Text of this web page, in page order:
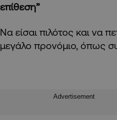
επίθεση”
Να είσαι πιλότος και να
μεγάλο προνόμιο, όπως
Advertisement